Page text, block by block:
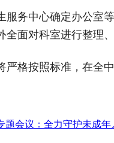
务中心确定办公室
面对科室进行整理
格按照标准，在全
题会议：全力守护未成年